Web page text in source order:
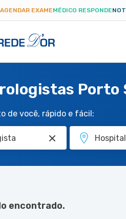
AGENDAR EXAMEMÉDICO RESPONDE
Porto
de você, rápido e fácil:
encontrado.